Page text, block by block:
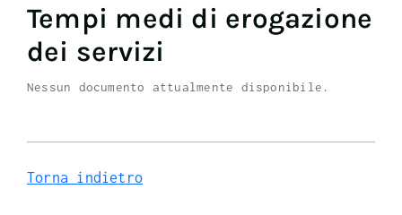
Tempi medi di erogazione
dei servizi
Nessun documento attualmente disponibile.
Torna indietro